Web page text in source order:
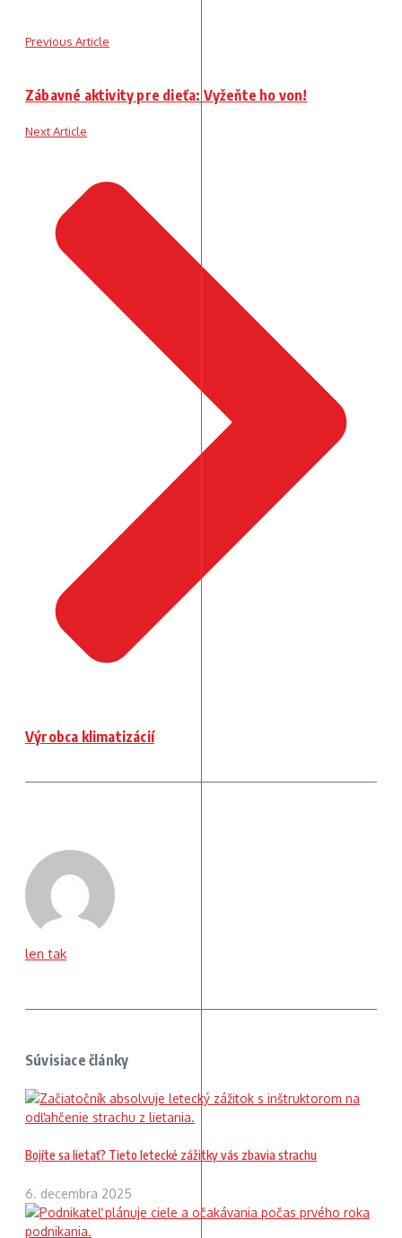
Previous Article
Zábavné aktivity pre dieťa: Vyžeňte ho von!
Next Article
Výrobca klimatizácií
len tak
Súvisiace články
Bojíte sa lietať? Tieto letecké zážitky vás zbavia strachu
6. decembra 2025